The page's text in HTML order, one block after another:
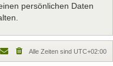
persönlichen Daten
Alle Zeiten sind UTC+02:00